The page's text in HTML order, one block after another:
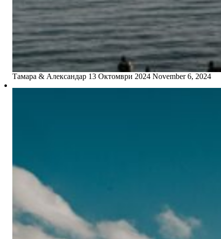
Тамара & Александар 13 Октомври 2024 November 6, 2024